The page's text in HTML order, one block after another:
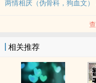
两情相厌（伪骨科，狗血文）
相关推荐